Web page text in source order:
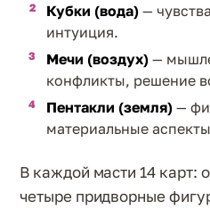
Кубки (вода) —
интуиция.
Мечи (воздух) —
конфликты, решение
Пентакли (земля) —
материальные
В каждой масти 14 карт:
четыре придворные